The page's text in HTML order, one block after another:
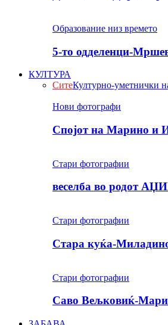
Образование низ времето
5-то одделенци-
КУЛТУРА
СитеКултурно-уметнички
Нови фотографи
Спојот на Марино и
Стари фотографии
веселба во родот
Стари фотографии
Стара куќа-
Стари фотографии
Саво Вељковиќ-